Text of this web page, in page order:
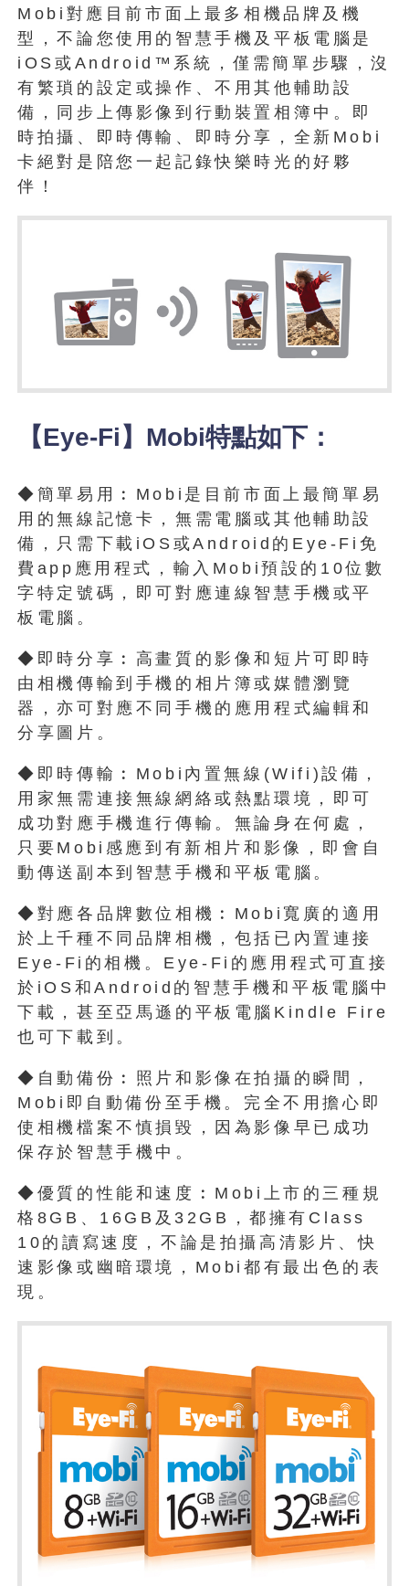
Mobi對應目前市面上最多相機品牌及機
型，不論您使用的智慧手機及平板電腦是
iOS或Android™系統，僅需簡單步驟，沒
有繁瑣的設定或操作、不用其他輔助設
備，同步上傳影像到行動裝置相簿中。即
時拍攝、即時傳輸、即時分享，全新Mobi
卡絕對是陪您一起記錄快樂時光的好夥
伴！
【Eye-Fi】Mobi特點如下：
◆簡單易用︰Mobi是目前市面上最簡單易
用的無線記憶卡，無需電腦或其他輔助設
備，只需下載iOS或Android的Eye-Fi免
費app應用程式，輸入Mobi預設的10位數
字特定號碼，即可對應連線智慧手機或平
板電腦。
◆即時分享︰高畫質的影像和短片可即時
由相機傳輸到手機的相片簿或媒體瀏覽
器，亦可對應不同手機的應用程式編輯和
分享圖片。
◆即時傳輸︰Mobi內置無線(Wifi)設備，
用家無需連接無線網絡或熱點環境，即可
成功對應手機進行傳輸。無論身在何處，
只要Mobi感應到有新相片和影像，即會自
動傳送副本到智慧手機和平板電腦。
◆對應各品牌數位相機︰Mobi寬廣的適用
於上千種不同品牌相機，包括已內置連接
Eye-Fi的相機。Eye-Fi的應用程式可直接
於iOS和Android的智慧手機和平板電腦中
下載，甚至亞馬遜的平板電腦Kindle Fire
也可下載到。
◆自動備份︰照片和影像在拍攝的瞬間，
Mobi即自動備份至手機。完全不用擔心即
使相機檔案不慎損毀，因為影像早已成功
保存於智慧手機中。
◆優質的性能和速度︰Mobi上市的三種規
格8GB、16GB及32GB，都擁有Class
10的讀寫速度，不論是拍攝高清影片、快
速影像或幽暗環境，Mobi都有最出色的表
現。